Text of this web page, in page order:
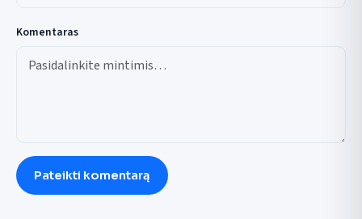
Komentaras
Pateikti komentarą